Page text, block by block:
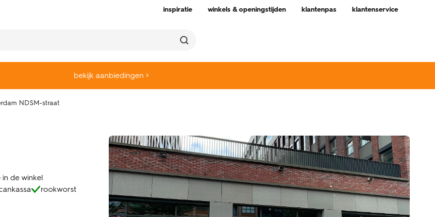
inspiratie winkels & openingstijden klantenpas klantenservice
bekijk aanbiedingen >
NDSM-straat
de winkel
rookworst